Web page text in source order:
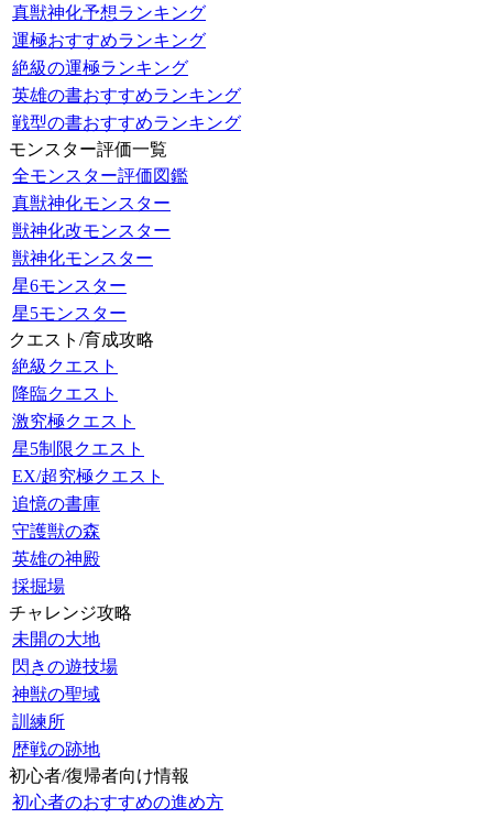
真獣神化予想ランキング
運極おすすめランキング
絶級の運極ランキング
英雄の書おすすめランキング
戦型の書おすすめランキング
モンスター評価一覧
全モンスター評価図鑑
真獣神化モンスター
獣神化改モンスター
獣神化モンスター
星6モンスター
星5モンスター
クエスト/育成攻略
絶級クエスト
降臨クエスト
激究極クエスト
星5制限クエスト
EX/超究極クエスト
追憶の書庫
守護獣の森
英雄の神殿
採掘場
チャレンジ攻略
未開の大地
閃きの遊技場
神獣の聖域
訓練所
歴戦の跡地
初心者/復帰者向け情報
初心者のおすすめの進め方